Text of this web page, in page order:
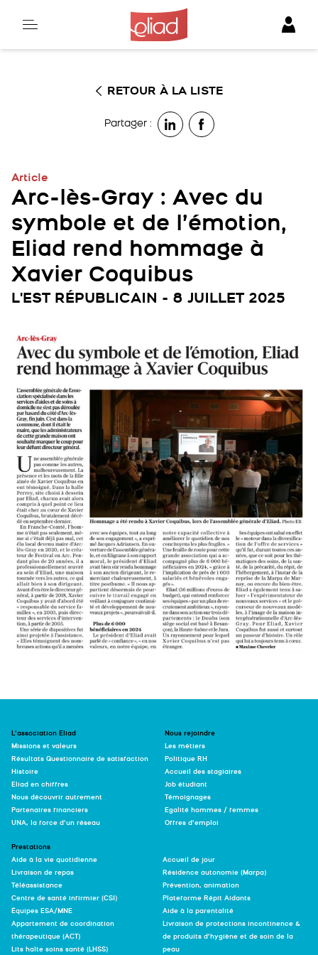
RETOUR À LA LISTE
Partager :
Arc-lès-Gray : Avec du
symbole et de l’émotion,
Eliad rend hommage à
Xavier Coquibus
Article
L'EST RÉPUBLICAIN - 8 JUILLET 2025
L’association Eliad
Missions et valeurs
Résultats Questionnaire de satisfaction
Histoire
Eliad en chiffres
Nous découvrir autrement
Partenaires financiers
UNA, la force d’un réseau
Nous rejoindre
Les métiers
Politique RH
Accueil des stagiaires
Job étudiant
Témoignages
Egalité hommes / femmes
Offres d’emploi
Prestations
Aide à la vie quotidienne
Livraison de repas
Téléassistance
Centre de santé infirmier (CSI)
Équipes ESA/MNE
Appartement de coordination
thérapeutique (ACT)
Lits halte soins santé (LHSS)
Accueil de jour
Résidence autonomie (Marpa)
Prévention, animation
Plateforme Répit Aidants
Aide à la parentalité
Livraison de protections incontinence &
de produits d’hygiène et de soin de la
peau